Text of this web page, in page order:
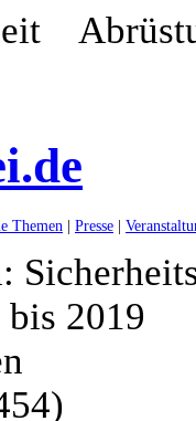
Themen | Presse |
2019